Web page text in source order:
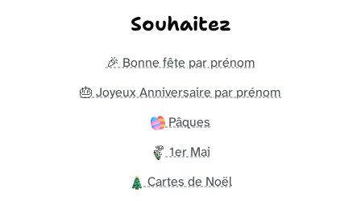
Souhaitez
🎉 Bonne fête par prénom
🎂 Joyeux Anniversaire par prénom
Pâques
1er Mai
Cartes de Noël